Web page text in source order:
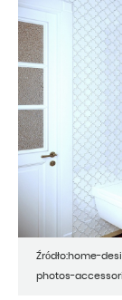
Źródło:home-
photos-